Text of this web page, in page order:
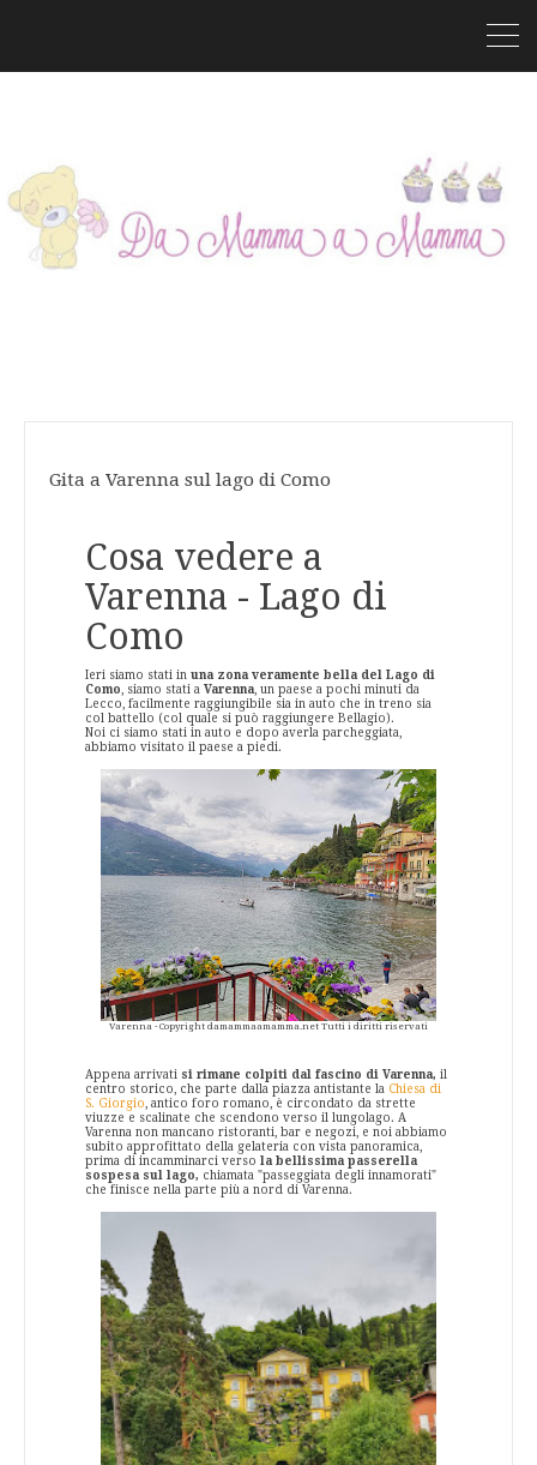
Gita a Varenna sul lago di Como
Cosa vedere a
Varenna - Lago di
Como
Ieri siamo stati in una zona veramente bella del Lago di
Como , siamo stati a Varenna , un paese a pochi minuti da
Lecco, facilmente raggiungibile sia in auto che in treno sia
col battello (col quale si può raggiungere Bellagio).
Noi ci siamo stati in auto e dopo averla parcheggiata,
abbiamo visitato il paese a piedi.
Varenna - Copyright damammaamamma.net Tutti i diritti riservati
Appena arrivati si rimane colpiti dal fascino di Varenna, il
centro storico, che parte dalla piazza antistante la Chiesa di
S. Giorgio , antico foro romano, è circondato da strette
viuzze e scalinate che scendono verso il lungolago. A
Varenna non mancano ristoranti, bar e negozi, e noi abbiamo
subito approfittato della gelateria con vista panoramica,
prima di incamminarci verso la bellissima passerella
sospesa sul lago, chiamata "passeggiata degli innamorati"
che finisce nella parte più a nord di Varenna.